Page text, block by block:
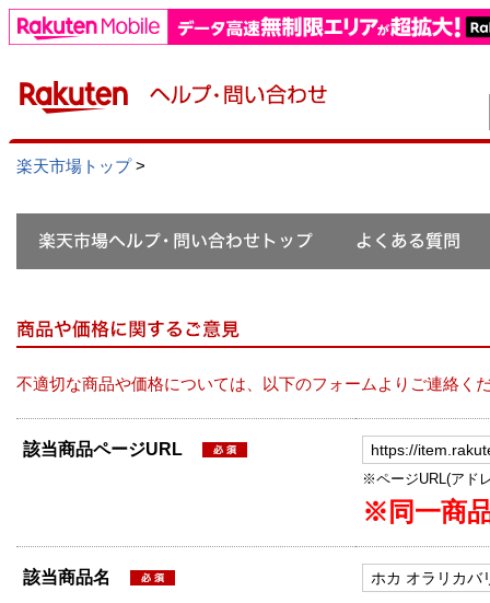
楽天市場トップ>
不適切な商品や価格については、以下のフォームよりご連絡く
該当商品ページURL
※ページURL(アド
※同一商
該当商品名